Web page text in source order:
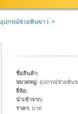
อุปกรณ์ช่วยฟันขาว >
ชื่อสินค้า:
หมวดหมู่: อุปกรณ์ช่วยฟัน
ยี่ห้อ:
นำเข้าจาก:
ราคา: บาท